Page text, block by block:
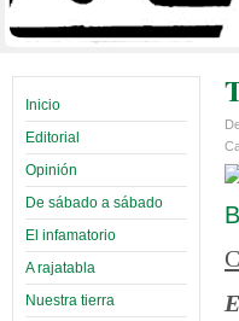
Inicio
Editorial
Opinión
De sábado a sábado
El infamatorio
A rajatabla
Nuestra tierra